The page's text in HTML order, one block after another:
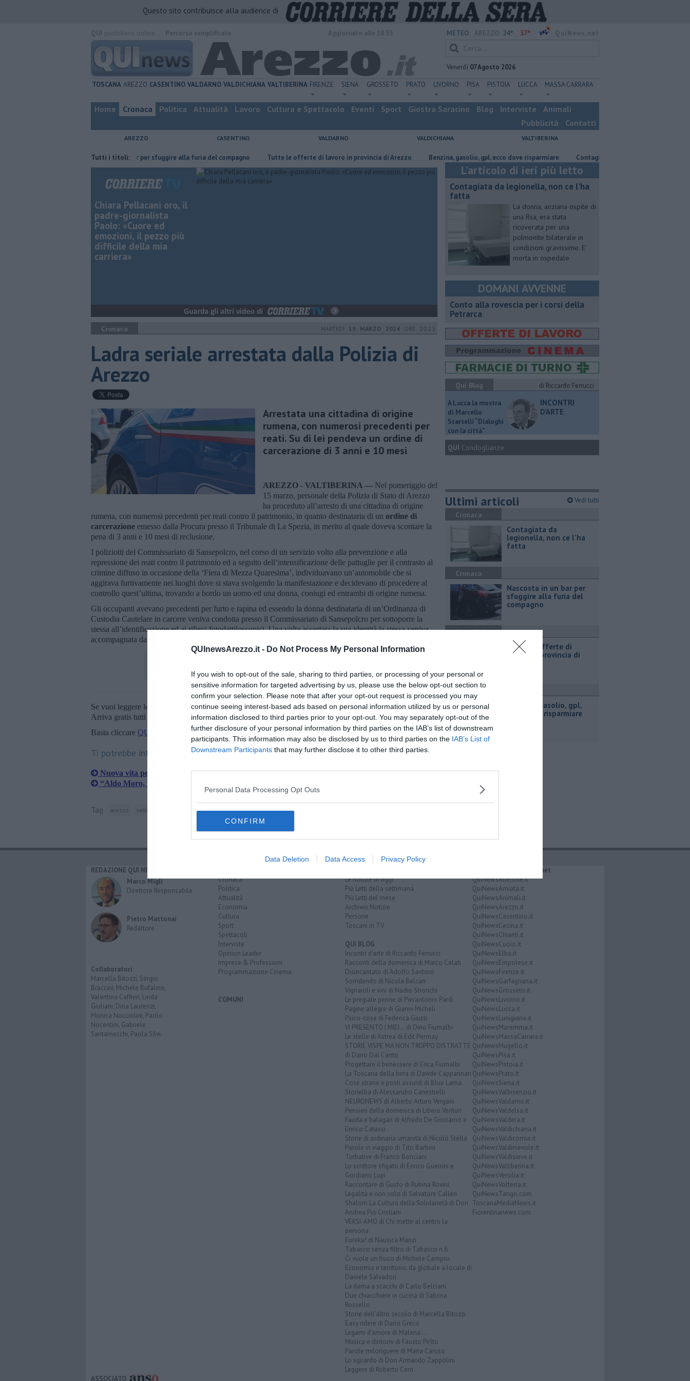
QUInewsArezzo.it - Do Not Process My Personal Information
If you wish to opt-out of the sale, sharing to third parties, or processing of your personal or
sensitive information for targeted advertising by us, please use the below opt-out section to
confirm your selection. Please note that after your opt-out request is processed you may
continue seeing interest-based ads based on personal information utilized by us or personal
information disclosed to third parties prior to your opt-out. You may separately opt-out of the
further disclosure of your personal information by third parties on the IAB’s list of downstream
participants. This information may also be disclosed by us to third parties on the IAB’s List of
Downstream Participants that may further disclose it to other third parties.
Personal Data Processing Opt Outs
CONFIRM
Data Deletion Data Access Privacy Policy
Questo sito contribuisce alla audience di
METEO: 24° 37°
Venerdì 07 Agosto 2026
TOSCANA AREZZO CASENTINO VALDARNO VALDICHIANA VALTIBERINA FIRENZE SIENA GROSSETO PRATO LIVORNO PISA PISTOIA LUCCA MASSA CARRARA
Home Cronaca Politica Attualità Lavoro Cultura e Spettacolo Eventi Sport Giostra Saracino Blog Interviste
Animali
Pubblicità
Contatti
AREZZO CASENTINO VALDARNO VALDICHIANA VALTIBERINA
Tutti i titoli:
Nascosta in un bar per sfuggire alla furia del compagno ​Tutte le offerte di lavoro in provincia di Arezzo ​Benzina, gasolio, gpl, ecco dove risparmiare Contagiata da legionella, non ce l'ha fatta
Chiara Pellacani oro, il
padre-giornalista
Paolo: «Cuore ed
emozioni, il pezzo più
difficile della mia
carriera»
Cronaca MARTEDÌ 19 MARZO 2024 ORE 10:23
Ladra seriale arrestata dalla Polizia di
Arezzo
Arrestata una cittadina di origine
rumena, con numerosi precedenti per
reati. Su di lei pendeva un ordine di
carcerazione di 3 anni e 10 mesi
AREZZO - VALTIBERINA — Nel pomeriggio del
15 marzo, personale della Polizia di Stato di Arezzo
ha proceduto all’arresto di una cittadina di origine
rumena, con numerosi precedenti per reati contro il patrimonio, in quanto destinataria di un ordine di
carcerazione emesso dalla Procura presso il Tribunale di La Spezia, in merito al quale doveva scontare la
pena di 3 anni e 10 mesi di reclusione.
I poliziotti del Commissariato di Sansepolcro, nel corso di un servizio volto alla prevenzione e alla
repressione dei reati contro il patrimonio ed a seguito dell’intensificazione delle pattuglie per il contrasto al
crimine diffuso in occasione della ‘Fiera di Mezza Quaresima’, individuavano un’automobile che si
aggirava furtivamente nei luoghi dove si stava svolgendo la manifestazione e decidevano di procedere al
controllo quest’ultima, trovando a bordo un uomo ed una donna, coniugi ed entrambi di origine rumena.
Gli occupanti avevano precedenti per furto e rapina ed essendo la donna destinataria di un’Ordinanza di
Custodia Cautelare in carcere veniva condotta presso il Commissariato di Sansepolcro per sottoporre la
stessa all’identificazione ed ai rilievi fotodattiloscopici. Una volta accertata la sua identità la stessa veniva
accompagnata dal personale presso la Casa Circondariale‘ Capanne’ di Perugia.
Se vuoi leggere le notizie principali della Toscana iscriviti alla Newsletter QUInews - ToscanaMedia.
Arriva gratis tutti i giorni alle 20:00 direttamente nella tua casella di posta.
Basta cliccare QUI
Ti potrebbe interessare anche:
Nuova vita per il parco di Villa Severi
“Aldo Moro, il martire della democrazia”
Tag arezzo valtiberina polizia di stato la spezia sansepolcro quaresima
L'articolo di ieri più letto
Contagiata da legionella, non ce l'ha
fatta
La donna, anziana ospite di
una Rsa, era stata
ricoverata per una
polmonite bilaterale in
condizioni gravissime. E'
morta in ospedale
DOMANI AVVENNE
​Conto alla rovescia per i corsi della
Petrarca
Qui Blog
di Riccardo Ferrucci
A Lucca la mostra
di Marcello
Scarselli “Dialoghi
con la città"
INCONTRI
D'ARTE
QUI Condoglianze
Ultimi articoli Vedi tutti
Cronaca
Contagiata da
legionella, non ce l'ha
fatta
Cronaca
Nascosta in un bar per
sfuggire alla furia del
compagno
Attualità
​Tutte le offerte di
lavoro in provincia di
Attualità
​Benzina, gasolio, gpl,
ecco dove risparmiare
REDAZIONE QUI NEWS
Marco Migli
Direttore Responsabile
Pietro Mattonai
Redattore
Collaboratori
Marcella Bitozzi, Sergio
Braccini, Michele Bufalino,
Valentina Caffieri, Linda
Giuliani, Dina Laurenzi,
Monica Nocciolini, Paolo
Nocentini, Gabriele
Santarnecchi, Paola Silvi.
Cronaca
Politica
Attualità
Economia
Cultura
Sport
Spettacoli
Interviste
Opinion Leader
Imprese & Professioni
Programmazione Cinema
COMUNI
Le notizie di oggi
Più Letti della settimana
Più Letti del mese
Archivio Notizie
Persone
Toscani in TV
QUI BLOG
Incontri d'arte di Riccardo Ferrucci
Racconti della domenica di Marco Celati
Disincantato di Adolfo Santoro
Sorridendo di Nicola Belcari
Vignaioli e vini di Nadio Stronchi
Le pregiate penne di Pierantonio Pardi
Pagine allegre di Gianni Micheli
Psico-cose di Federica Giusti
VI PRESENTO I MIEI... di Dino Fiumalbi
Le stelle di Astrea di Edit Permay
STORIE VISPE MA NON TROPPO DISTRATTE
di Dario Dal Canto
Progettare il benessere di Erica Fiumalbi
La Toscana della birra di Davide Cappannari
Cose strane e posti assurdi di Blue Lama
Storielba di Alessandro Canestrelli
NEURONEWS di Alberto Arturo Vergani
Pensieri della domenica di Libero Venturi
Fauda e balagan di Alfredo De Girolamo e
Enrico Catassi
Storie di ordinaria umanità di Nicolò Stella
Parole in viaggio di Tito Barbini
Turbative di Franco Bonciani
Lo scrittore sfigato di Enrico Guerrini e
Gordiano Lupi
Raccontare di Gusto di Rubina Rovini
Legalità e non solo di Salvatore Calleri
Shalom La Cultura della Solidarietà di Don
Andrea Pio Cristiani
VERSI-AMO di Chi mette al centro la
persona
Eureka! di Nausica Manzi
Tabasco senza filtro di Tabasco n.6
Ci vuole un fisico di Michele Campisi
Economia e territorio, da globale a locale di
Daniele Salvadori
La dama a scacchi di Carlo Belciani
Due chiacchiere in cucina di Sabrina
Rossello
Storie dell'altro secolo di Marcella Bitozzi
Easy ridere di Dario Greco
Legami d'amore di Malena ...
Musica e dintorni di Fausto Pirìto
Parole milonguere di Maria Caruso
Lo sguardo di Don Armando Zappolini
Leggere di Roberto Cerri
IL NETWORK QuiNews.net
QuiNewsAbetone.it
QuiNewsAmiata.it
QuiNewsAnimali.it
QuiNewsArezzo.it
QuiNewsCasentino.it
QuiNewsCecina.it
QuiNewsChianti.it
QuiNewsCuoio.it
QuiNewsElba.it
QuiNewsEmpolese.it
QuiNewsFirenze.it
QuiNewsGarfagnana.it
QuiNewsGrosseto.it
QuiNewsLivorno.it
QuiNewsLucca.it
QuiNewsLunigiana.it
QuiNewsMaremma.it
QuiNewsMassaCarrara.it
QuiNewsMugello.it
QuiNewsPisa.it
QuiNewsPistoia.it
QuiNewsPrato.it
QuiNewsSiena.it
QuiNewsValbisenzio.it
QuiNewsValdarno.it
QuiNewsValdelsa.it
QuiNewsValdera.it
QuiNewsValdichiana.it
QuiNewsValdicornia.it
QuiNewsValdinievole.it
QuiNewsValdisieve.it
QuiNewsValtiberina.it
QuiNewsVersilia.it
QuiNewsVolterra.it
QuiNewsTango.com
ToscanaMediaNews.it
Fiorentinanews.com
ASSOCIATO